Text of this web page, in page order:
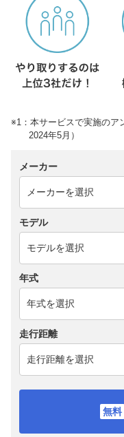
※1：本サービスで実施のア
2024年5月）
メーカー
モデル
年式
走行距離